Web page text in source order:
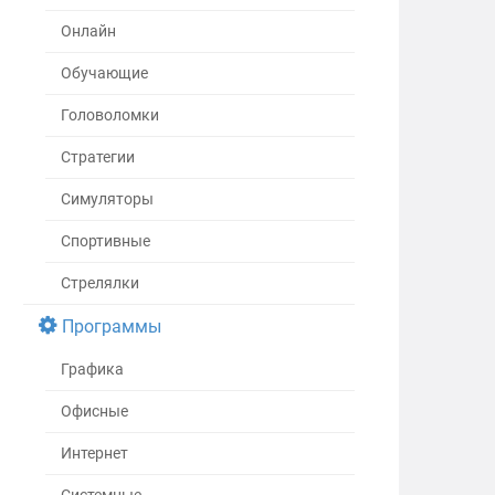
Онлайн
Обучающие
Головоломки
Стратегии
Симуляторы
Спортивные
Стрелялки
Программы
Графика
Офисные
Интернет